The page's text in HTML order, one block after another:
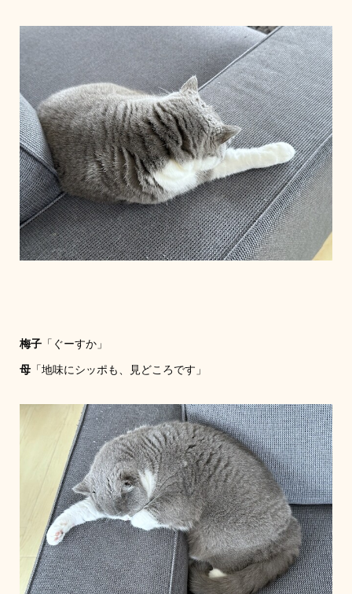
梅子「ぐーすか」
母「地味にシッポも、見どころです」